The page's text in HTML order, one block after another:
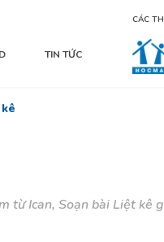
TIN TỨC
CÁC
từ Ican, Soạn bài Liệt kê